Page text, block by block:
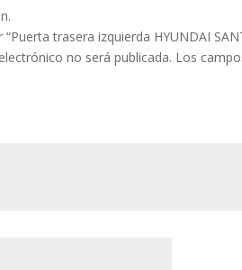
trasera izquierda HYUNDAI
no será publicada. Los